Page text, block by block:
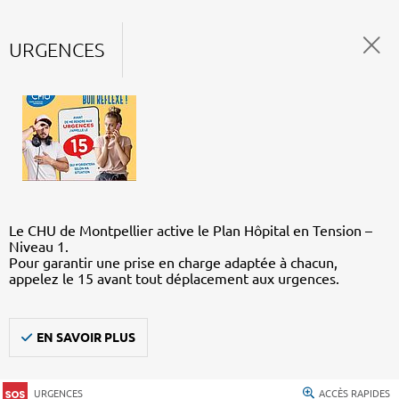
URGENCES
Le CHU de Montpellier active le Plan Hôpital en Tension –
Niveau 1.
Pour garantir une prise en charge adaptée à chacun,
appelez le 15 avant tout déplacement aux urgences.
EN SAVOIR PLUS
URGENCES ACCÈS RAPIDES